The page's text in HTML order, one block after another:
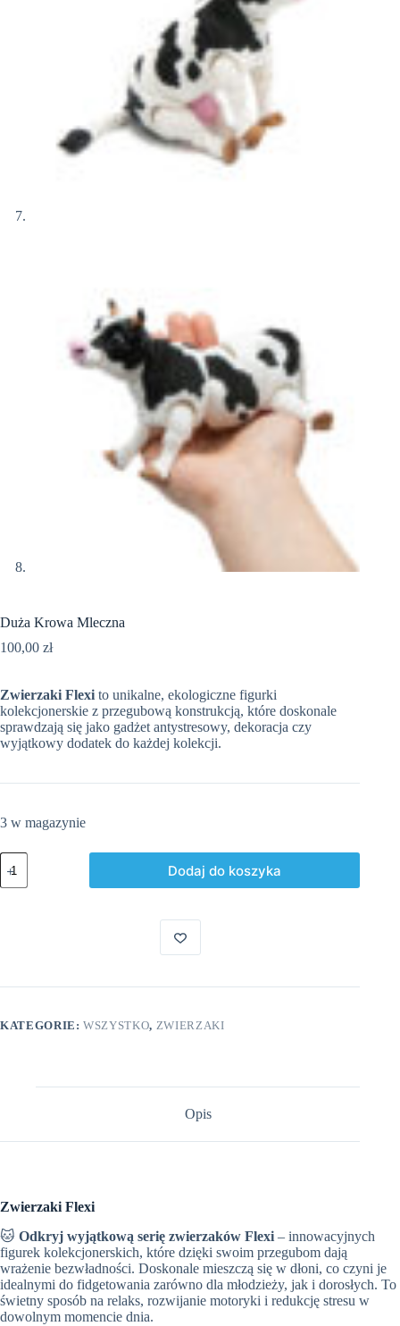
Duża Krowa Mleczna
100,00 zł
Zwierzaki Flexi to unikalne, ekologiczne figurki
kolekcjonerskie z przegubową konstrukcją, które doskonale
sprawdzają się jako gadżet antystresowy, dekoracja czy
wyjątkowy dodatek do każdej kolekcji.
3 w magazynie
ilość
Duża
Krowa
Dodaj do koszyka
KATEGORIE:WSZYSTKO, ZWIERZAKI
Opis
Zwierzaki Flexi
🐱 Odkryj wyjątkową serię zwierzaków Flexi – innowacyjnych
figurek kolekcjonerskich, które dzięki swoim przegubom dają
wrażenie bezwładności. Doskonale mieszczą się w dłoni, co czyni je
idealnymi do fidgetowania zarówno dla młodzieży, jak i dorosłych. To
świetny sposób na relaks, rozwijanie motoryki i redukcję stresu w
dowolnym momencie dnia.